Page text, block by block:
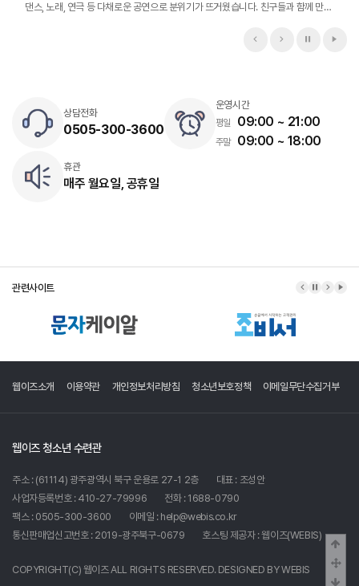
댄스, 노래, 연극 등 다채로운 공연으로 분위기가 뜨거웠습니다. 친구들과 함께 만든
이전 슬라이드다음 슬라이드
슬라이드
상담전화
0505-300-3600
운영시간
평일 09:00 ~ 21:00
주말 09:00 ~ 18:00
휴관
매주 월요일, 공휴일
관련사이트 이전 배너
배너 정지
다음 배
배
웹이즈소개 이용약관 개인정보처리방침 청소년보호정책 이메일무단수집거부
웹이즈 청소년 수련관
주소 : (61114) 광주광역시 북구 운용로 27-1 2층
대표 : 조성안
사업자등록번호 : 410-27-79996
전화 : 1688-0790
팩스 : 0505-300-3600
이메일 : help@webis.co.kr
통신판매업신고번호 : 2019-광주북구-0679
호스팅 제공자 :웹이즈(WEBIS)
COPYRIGHT(C) 웹이즈ALL RIGHTS RESERVED. DESIGNED BYWEBIS
중